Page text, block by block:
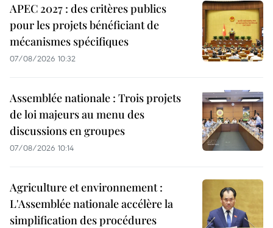
APEC 2027 : des critères publics
pour les projets bénéficiant de
mécanismes spécifiques
07/08/2026 10:32
Assemblée nationale : Trois projets
de loi majeurs au menu des
discussions en groupes
07/08/2026 10:14
Agriculture et environnement :
L'Assemblée nationale accélère la
simplification des procédures